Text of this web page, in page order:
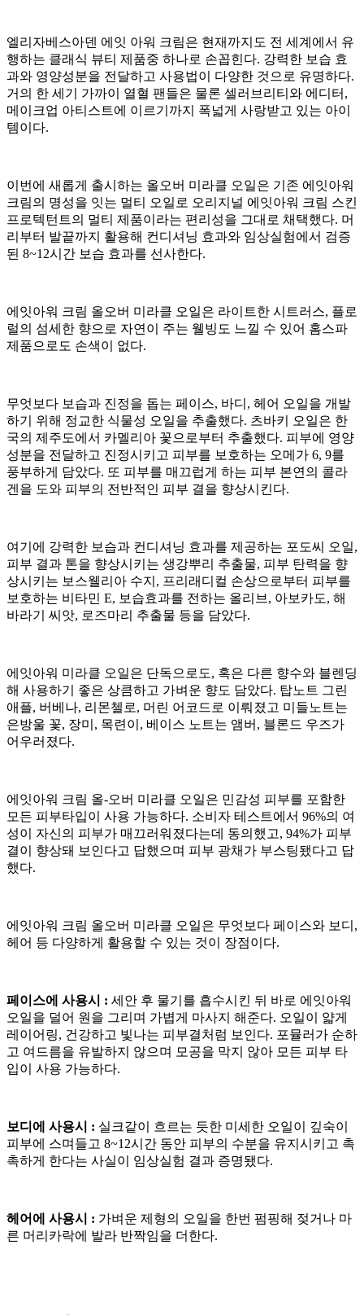
엘리자베스아덴 에잇 아워 크림은 현재까지도 전 세계에서 유
행하는 클래식 뷰티 제품중 하나로 손꼽힌다. 강력한 보습 효
과와 영양성분을 전달하고 사용법이 다양한 것으로 유명하다.
거의 한 세기 가까이 열혈 팬들은 물론 셀러브리티와 에디터,
메이크업 아티스트에 이르기까지 폭넓게 사랑받고 있는 아이
템이다.
이번에 새롭게 출시하는 올오버 미라클 오일은 기존 에잇아워
크림의 명성을 잇는 멀티 오일로 오리지널 에잇아워 크림 스킨
프로텍턴트의 멀티 제품이라는 편리성을 그대로 채택했다. 머
리부터 발끝까지 활용해 컨디셔닝 효과와 임상실험에서 검증
된 8~12시간 보습 효과를 선사한다.
에잇아워 크림 올오버 미라클 오일은 라이트한 시트러스, 플로
럴의 섬세한 향으로 자연이 주는 웰빙도 느낄 수 있어 홈스파
제품으로도 손색이 없다.
무엇보다 보습과 진정을 돕는 페이스, 바디, 헤어 오일을 개발
하기 위해 정교한 식물성 오일을 추출했다. 츠바키 오일은 한
국의 제주도에서 카멜리아 꽃으로부터 추출했다. 피부에 영양
성분을 전달하고 진정시키고 피부를 보호하는 오메가 6, 9를
풍부하게 담았다. 또 피부를 매끄럽게 하는 피부 본연의 콜라
겐을 도와 피부의 전반적인 피부 결을 향상시킨다.
여기에 강력한 보습과 컨디셔닝 효과를 제공하는 포도씨 오일,
피부 결과 톤을 향상시키는 생강뿌리 추출물, 피부 탄력을 향
상시키는 보스웰리아 수지, 프리래디컬 손상으로부터 피부를
보호하는 비타민 E, 보습효과를 전하는 올리브, 아보카도, 해
바라기 씨앗, 로즈마리 추출물 등을 담았다.
에잇아워 미라클 오일은 단독으로도, 혹은 다른 향수와 블렌딩
해 사용하기 좋은 상큼하고 가벼운 향도 담았다. 탑노트 그린
애플, 버베나, 리몬첼로, 머린 어코드로 이뤄졌고 미들노트는
은방울 꽃, 장미, 목련이, 베이스 노트는 앰버, 블론드 우즈가
어우러졌다.
에잇아워 크림 올-오버 미라클 오일은 민감성 피부를 포함한
모든 피부타입이 사용 가능하다. 소비자 테스트에서 96%의 여
성이 자신의 피부가 매끄러워졌다는데 동의했고, 94%가 피부
결이 향상돼 보인다고 답했으며 피부 광채가 부스팅됐다고 답
했다.
에잇아워 크림 올오버 미라클 오일은 무엇보다 페이스와 보디,
헤어 등 다양하게 활용할 수 있는 것이 장점이다.
페이스에 사용시 : 세안 후 물기를 흡수시킨 뒤 바로 에잇아워
오일을 덜어 원을 그리며 가볍게 마사지 해준다. 오일이 얇게
레이어링, 건강하고 빛나는 피부결처럼 보인다. 포뮬러가 순하
고 여드름을 유발하지 않으며 모공을 막지 않아 모든 피부 타
입이 사용 가능하다.
보디에 사용시 : 실크같이 흐르는 듯한 미세한 오일이 깊숙이
피부에 스며들고 8~12시간 동안 피부의 수분을 유지시키고 촉
촉하게 한다는 사실이 임상실험 결과 증명됐다.
헤어에 사용시 : 가벼운 제형의 오일을 한번 펌핑해 젖거나 마
른 머리카락에 발라 반짝임을 더한다.